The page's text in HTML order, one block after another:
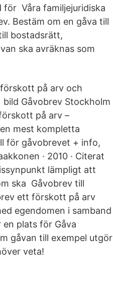
Våra familjejuridiska
Bestäm om en gåva till
bostadsrätt,
ska avräknas som
på arv och
bild Gåvobrev Stockholm
på arv –
mest kompletta
för gåvobrevet + info,
· 2010 · Citerat
lämpligt att
ska Gåvobrev till
ett förskott på arv
egendomen i samband
plats för Gåva
gåvan till exempel utgör
veta!